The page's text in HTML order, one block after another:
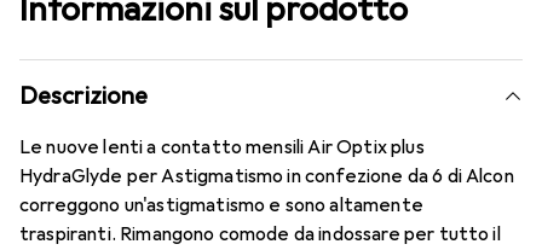
Informazioni sul prodotto
Descrizione
Le nuove lenti a contatto mensili Air Optix plus
HydraGlyde per Astigmatismo in confezione da 6 di Alcon
correggono un'astigmatismo e sono altamente
traspiranti. Rimangono comode da indossare per tutto il